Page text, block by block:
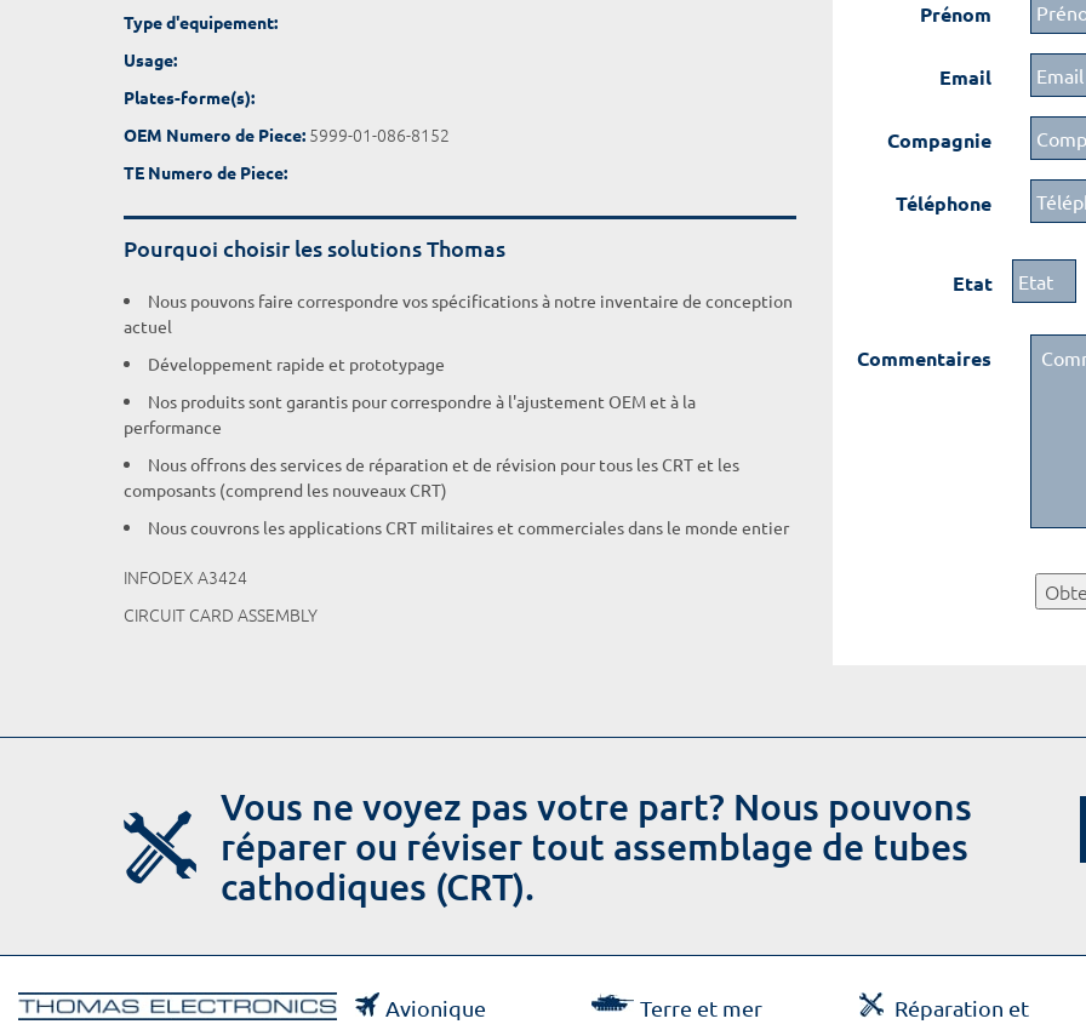
Type d'equipement:
Usage:
Plates-forme(s):
OEM Numero de Piece: 5999-01-086-8152
TE Numero de Piece:
Pourquoi choisir les solutions Thomas
Nous pouvons faire correspondre vos spécifications à notre inventaire de conception
actuel
Développement rapide et prototypage
Nos produits sont garantis pour correspondre à l'ajustement OEM et à la
performance
Nous offrons des services de réparation et de révision pour tous les CRT et les
composants (comprend les nouveaux CRT)
Nous couvrons les applications CRT militaires et commerciales dans le monde entier
INFODEX A3424
CIRCUIT CARD ASSEMBLY
Prénom
Email
Compagnie
Téléphone
Etat
Commentaires
Vous ne voyez pas votre part? Nous pouvons
réparer ou réviser tout assemblage de tubes
cathodiques (CRT).
Avionique Terre et mer
Réparation et